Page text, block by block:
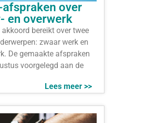
over
en overwerk
bereikt over twee
zwaar werk en
De gemaakte afspraken
voorgelegd aan de
Lees meer >>